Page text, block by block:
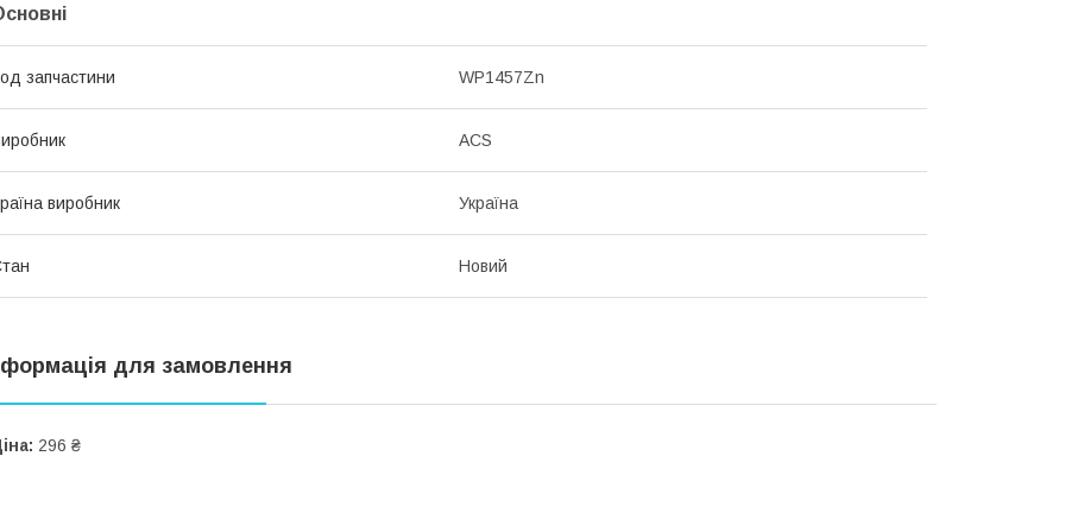
запчастини WP1457Zn
ACS
виробник Україна
Новий
для замовлення
296 ₴